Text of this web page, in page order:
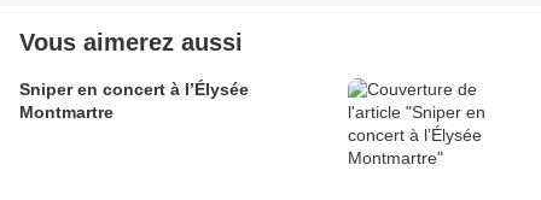
Vous aimerez aussi
Sniper en concert à l’Élysée
Montmartre